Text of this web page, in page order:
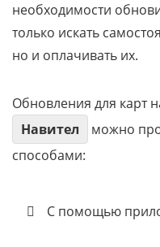
необходимости
только искать
но и оплачивать их.
Обновления для карт
Навител
можно
способами:
С помощью